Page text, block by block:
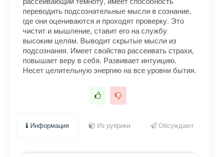
переводить подсознательные мысли в сознание,
где они оцениваются и проходят проверку. Это
чистит и мышление, ставит его на службу
высоким целям. Выводит скрытые мысли из
подсознания. Имеет свойство рассеивать страхи,
повышает веру в себя. Развивает интуицию.
Несет целительную энергию на все уровни бытия.
Информация Из рубрики Обсуждают